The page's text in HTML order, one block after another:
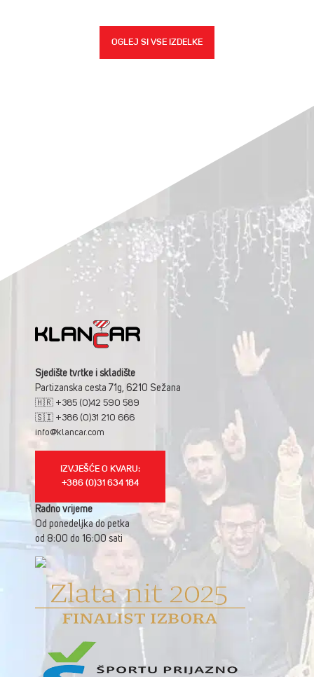
OGLEJ SI VSE IZDELKE
Sjedište tvrtke i skladište
Partizanska cesta 71g, 6210 Sežana
🇭🇷 +385 (0)42 590 589
🇸🇮 +386 (0)31 210 666
info@klancar.com
IZVJEŠĆE O KVARU:
+386 (0)31 634 184
Radno vrijeme
Od ponedeljka do petka
od 8:00 do 16:00 sati